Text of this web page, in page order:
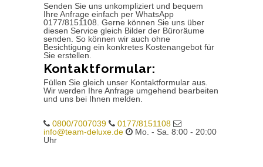
Senden Sie uns unkompliziert und bequem
Ihre Anfrage einfach per WhatsApp
0177/8151108. Gerne können Sie uns über
diesen Service gleich Bilder der Büroräume
senden. So können wir auch ohne
Besichtigung ein konkretes Kostenangebot für
Sie erstellen.
Kontaktformular:
Füllen Sie gleich unser Kontaktformular aus.
Wir werden Ihre Anfrage umgehend bearbeiten
und uns bei Ihnen melden.
0800/7007039
0177/8151108
info@team-deluxe.de
Mo. - Sa. 8:00 - 20:00
Uhr